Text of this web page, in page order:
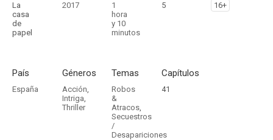
La
casa
de
papel
2017
1
hora
y 10
minutos
5 16+
País
España
Géneros
Acción,
Intriga,
Thriller
Temas
Robos
&
Atracos,
Secuestros
/
Desapariciones
Capítulos
41